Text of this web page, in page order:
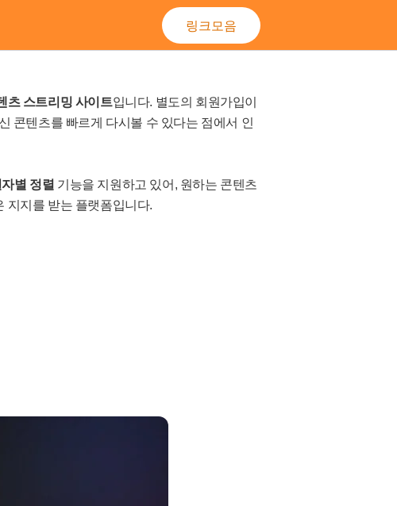
링크모음
츠 스트리밍 사이트입니다. 별도의 회원가입이
콘텐츠를 빠르게 다시볼 수 있다는 점에서 인
별 정렬 기능을 지원하고 있어, 원하는 콘텐츠
지지를 받는 플랫폼입니다.